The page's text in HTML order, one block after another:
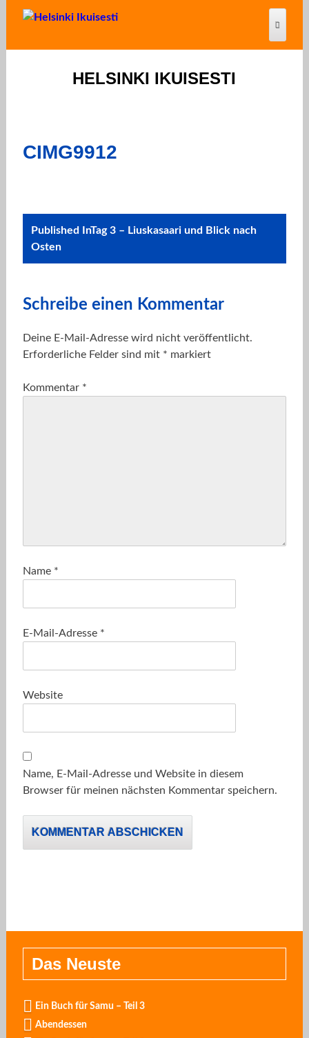
HELSINKI IKUISESTI
CIMG9912
Post
navigation
Published InTag 3 – Liuskasaari und Blick nach
Osten
Schreibe einen Kommentar
Deine E-Mail-Adresse wird nicht veröffentlicht.
Erforderliche Felder sind mit * markiert
Kommentar *
Name *
E-Mail-Adresse *
Website
Name, E-Mail-Adresse und Website in diesem
Browser für meinen nächsten Kommentar speichern.
Das Neuste
Ein Buch für Samu – Teil 3
Abendessen